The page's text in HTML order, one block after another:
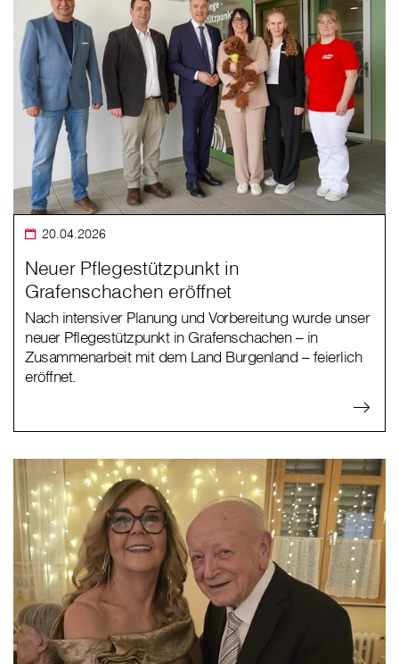
20.04.2026
Neuer Pflegestützpunkt in
Grafenschachen eröffnet
Nach intensiver Planung und Vorbereitung wurde unser
neuer Pflegestützpunkt in Grafenschachen – in
Zusammenarbeit mit dem Land Burgenland – feierlich
eröffnet.